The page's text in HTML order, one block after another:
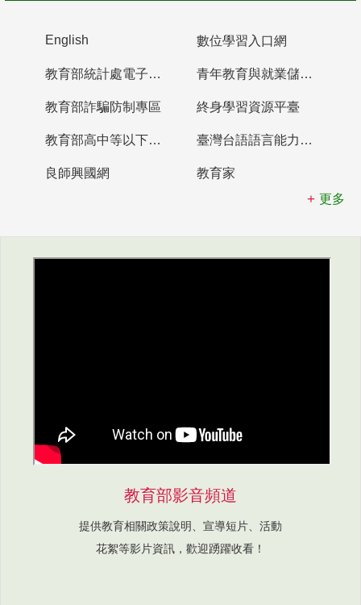
English 數位學習入口網
教育部統計處電子書櫃 青年教育與就業儲蓄帳戶
教育部詐騙防制專區 終身學習資源平臺
教育部高中等以下學校及幼兒園教師資格檢定考試 臺灣台語語言能力認證網站
良師興國網
教育家
更多
教育部影音頻道
提供教育相關政策說明、宣導短片、活動
花絮等影片資訊，歡迎踴躍收看！